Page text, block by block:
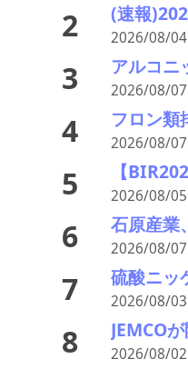
2 2026/08/04
3 2026/08/07
4 2026/08/07
5 2026/08/05
6 2026/08/07
7 2026/08/03
8 2026/08/02